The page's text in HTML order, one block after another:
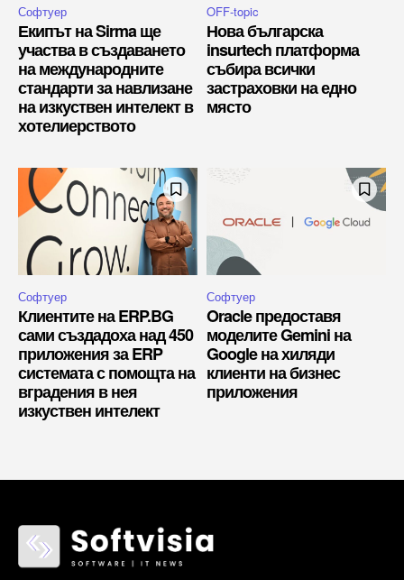
Софтуер
Екипът на Sirma ще
участва в създаването
на международните
стандарти за навлизане
на изкуствен интелект в
хотелиерството
OFF-topic
Нова българска
insurtech платформа
събира всички
застраховки на едно
място
Софтуер
Клиентите на ERP.BG
сами създадоха над 450
приложения за ERP
системата с помощта на
вградения в нея
изкуствен интелект
Софтуер
Oracle предоставя
моделите Gemini на
Google на хиляди
клиенти на бизнес
приложения